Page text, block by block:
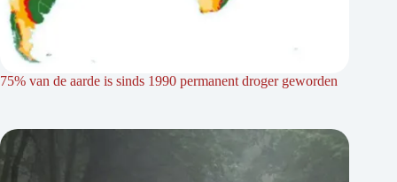
75% van de aarde is sinds 1990 permanent droger geworden